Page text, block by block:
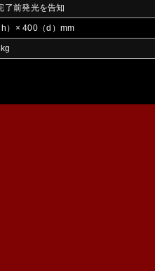
前発光を告知
）× 400（d）mm